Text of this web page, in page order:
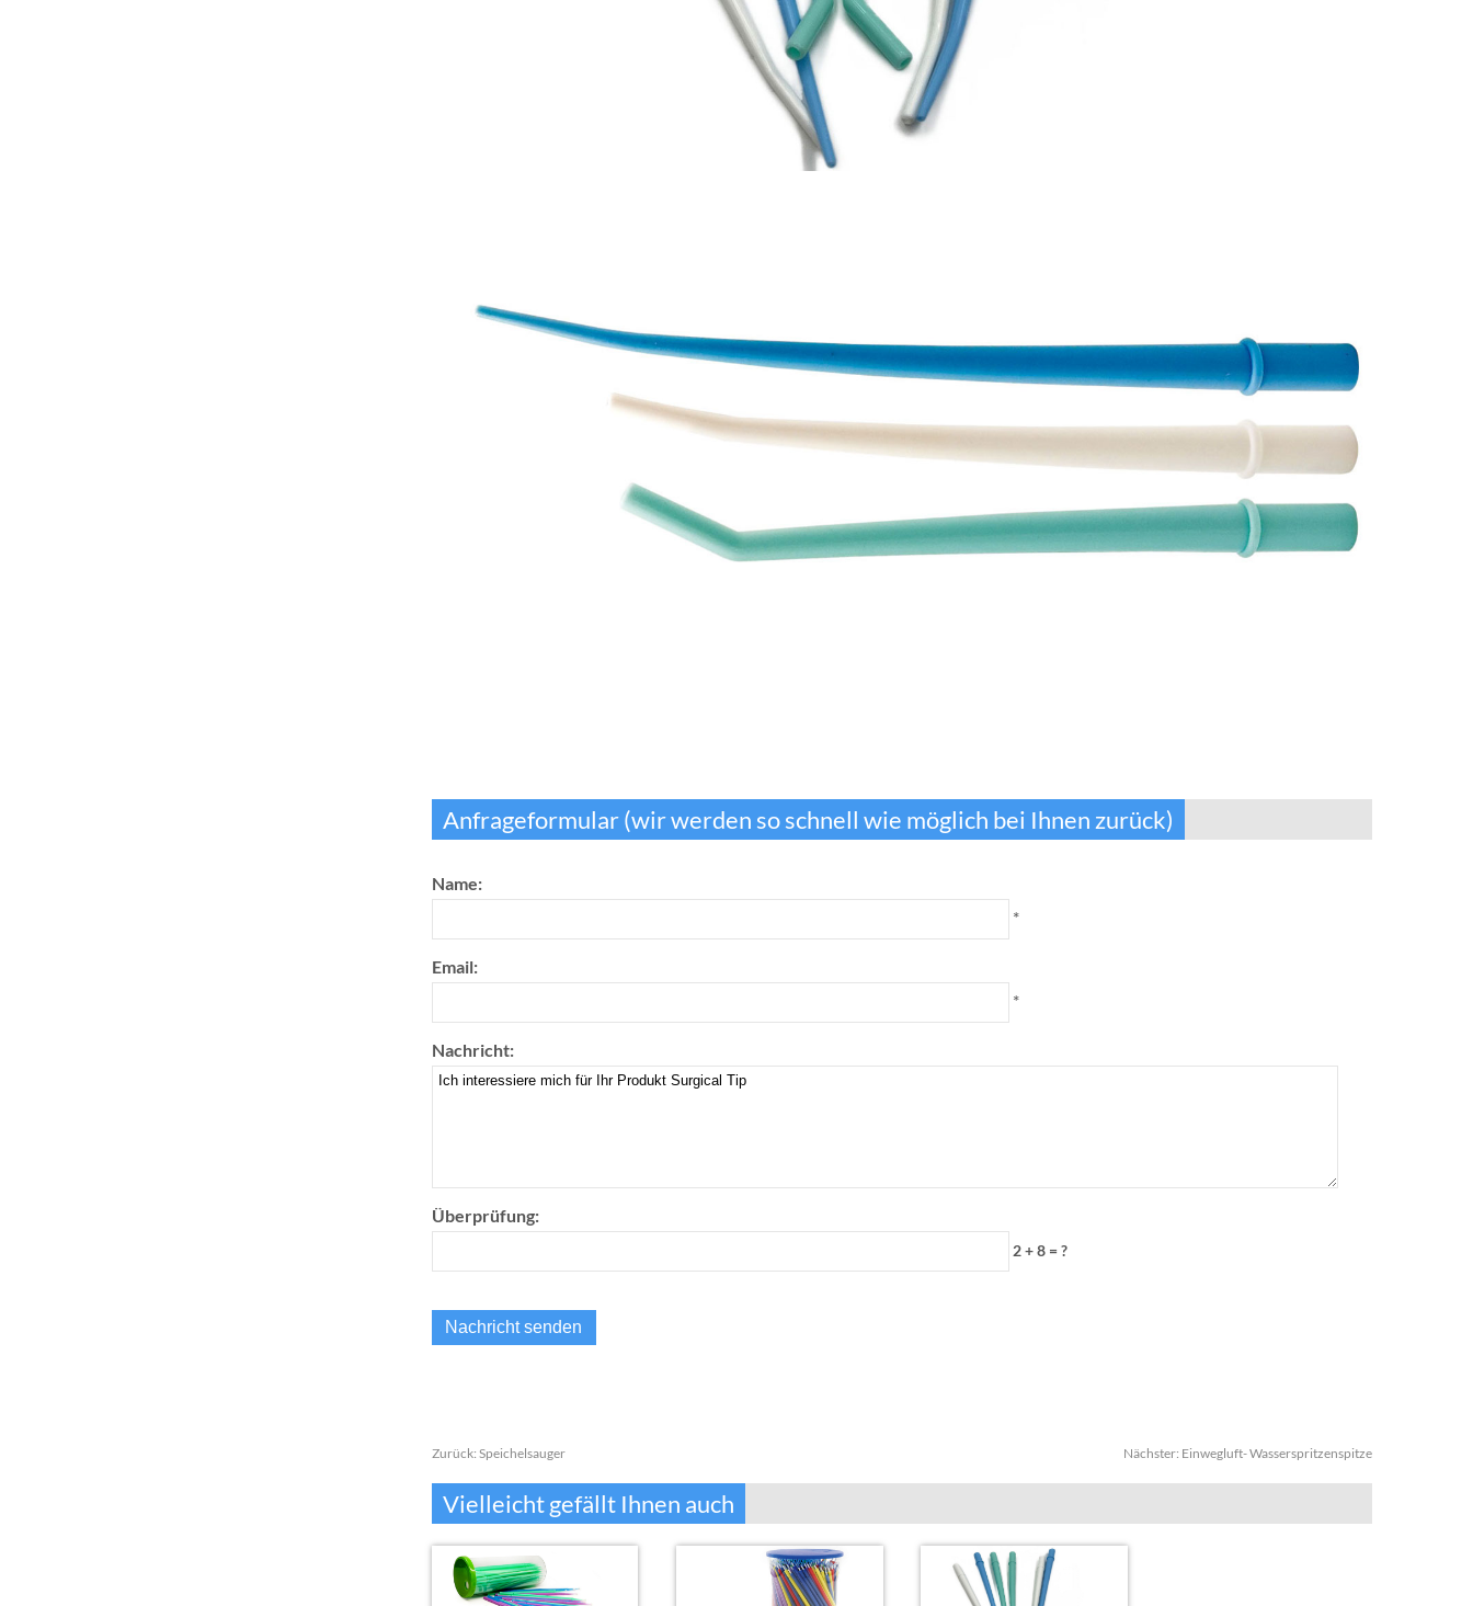
Anfrageformular (wir werden so schnell wie möglich bei Ihnen zurück)
Name:
*
Email:
*
Nachricht:
Überprüfung:
2 + 8 = ?
Zurück: Speichelsauger Nächster: Einwegluft- Wasserspritzenspitze
Vielleicht gefällt Ihnen auch